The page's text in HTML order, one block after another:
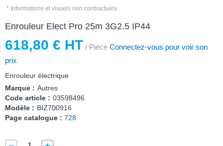
* Informations et visuels non contractuels
Enrouleur Elect Pro 25m 3G2.5 IP44
618,80 € HT / Pièce Connectez-vous pour voir son
prix
Enrouleur électrique
Marque : Autres
Code article : 03598496
Modèle : BIZ700916
Page catalogue : 728